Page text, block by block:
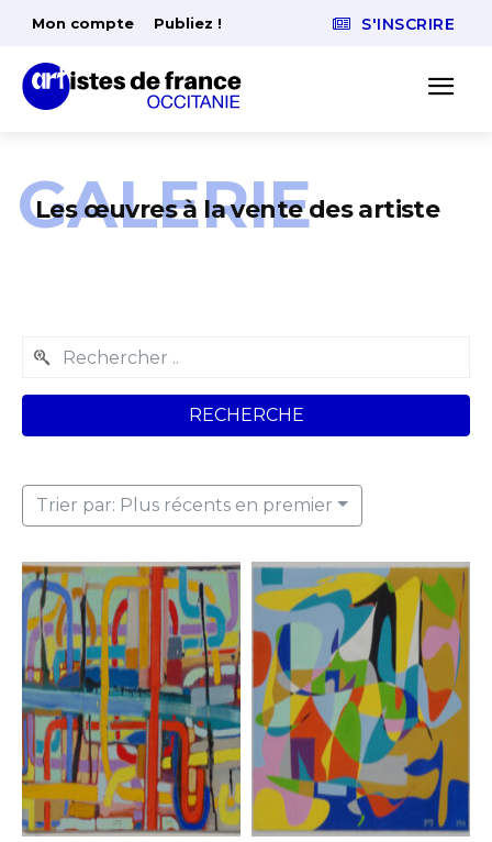
Mon compte Publiez ! S'INSCRIRE
Les œuvres à la vente des artiste
GALERIE
RECHERCHE
Trier par: Plus récents en premier